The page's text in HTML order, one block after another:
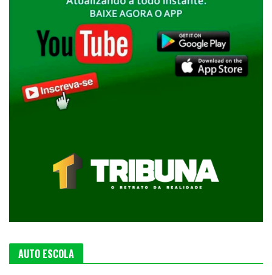
AUTO ESCOLA